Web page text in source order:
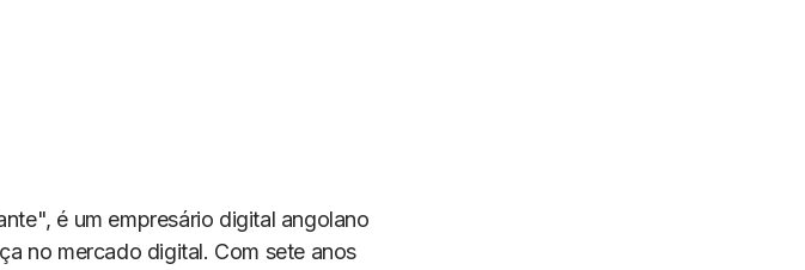
é um empresário digital angolano
no mercado digital. Com sete anos